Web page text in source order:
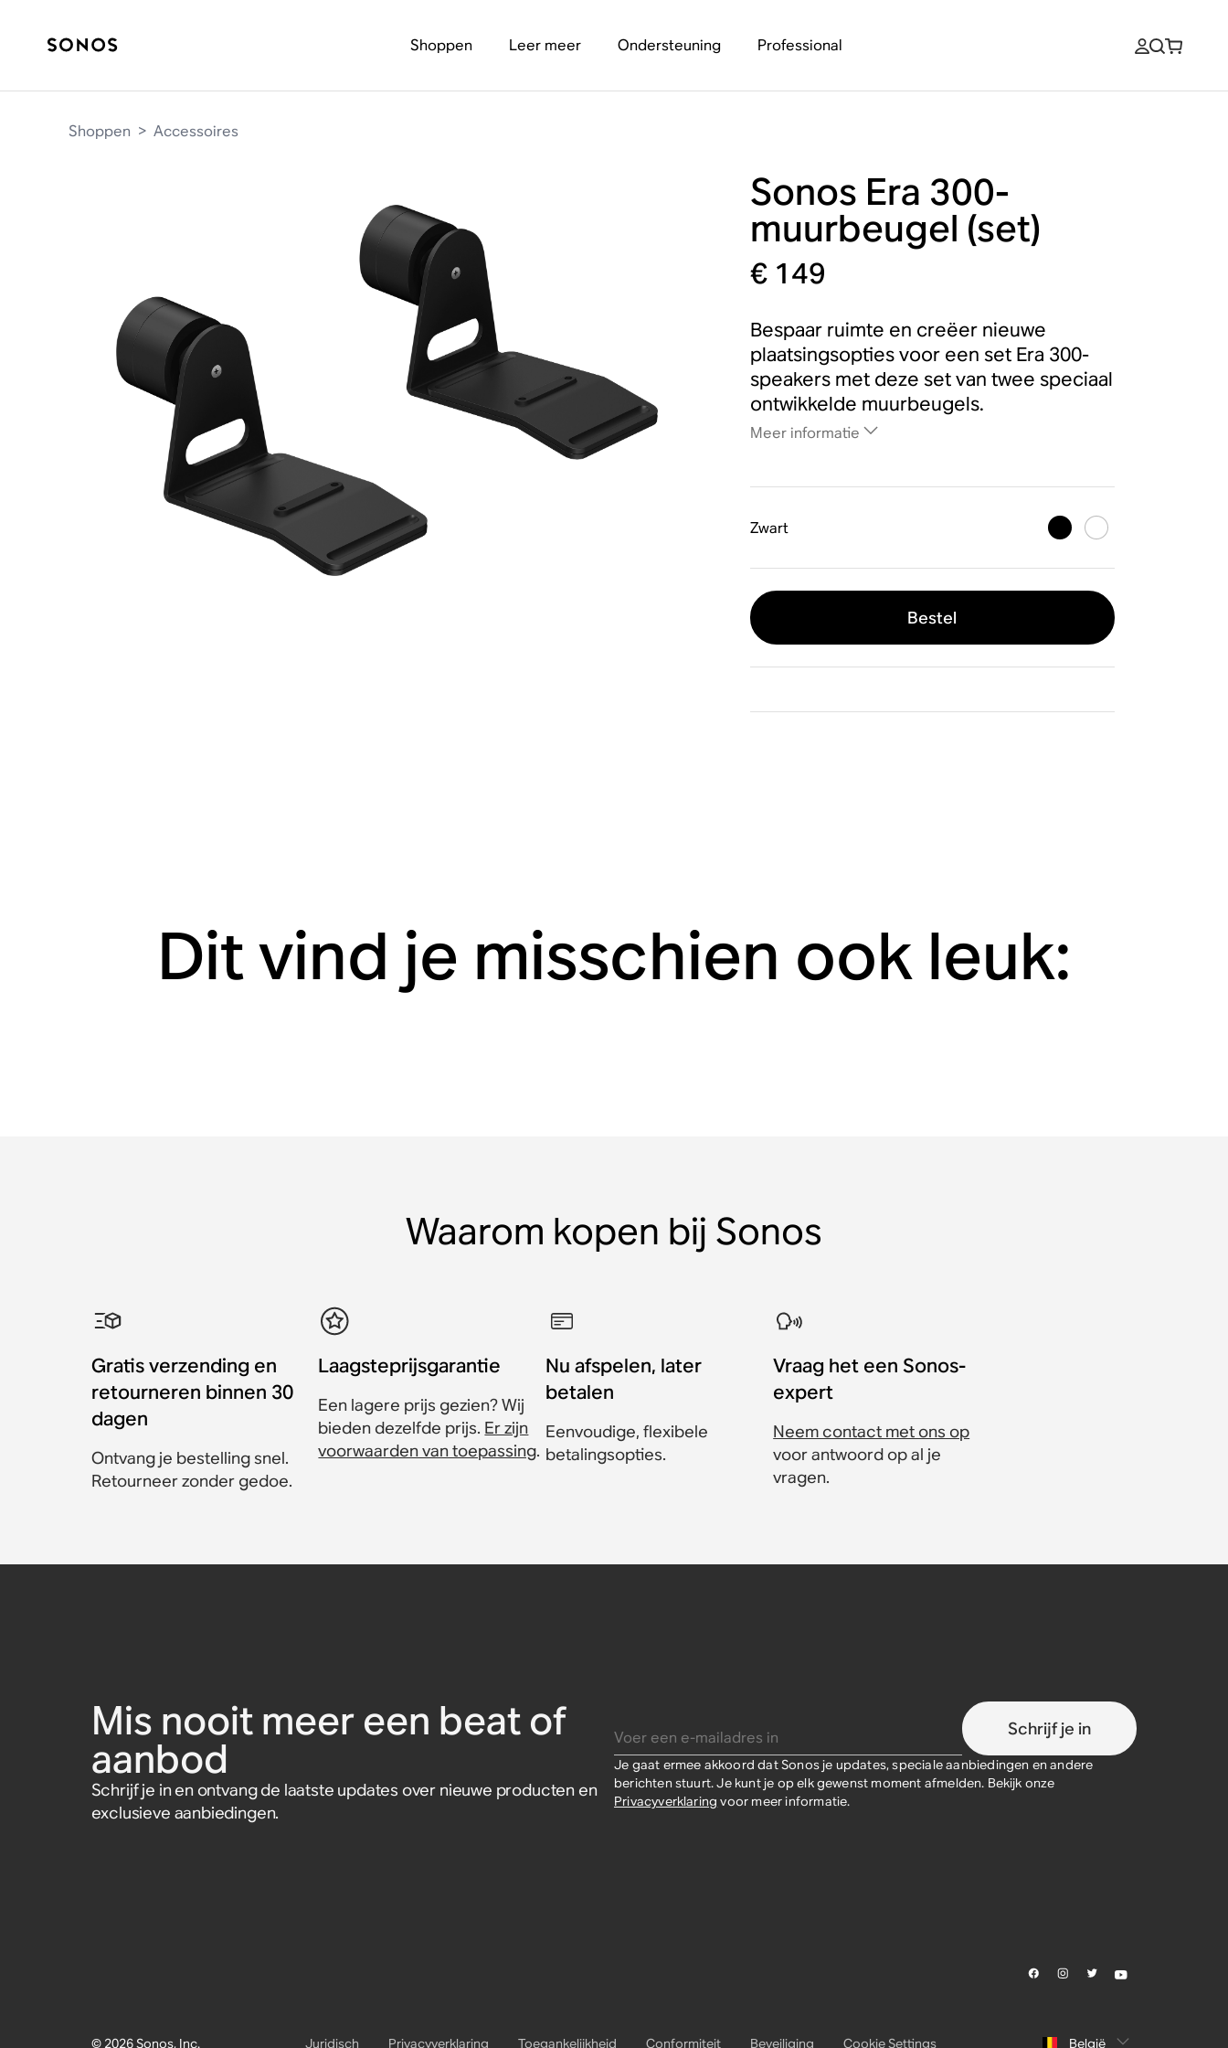
Shoppen Leer meer Ondersteuning Professional
Shoppen > Accessoires
Sonos Era 300-
muurbeugel (set)
€ 149
Bespaar ruimte en creëer nieuwe
plaatsingsopties voor een set Era 300-
speakers met deze set van twee speciaal
ontwikkelde muurbeugels.
Meer informatie
Zwart
Bestel
Dit vind je misschien ook leuk:
Sonos Era 100-muurbeugel (set)
Sonos Era 300-standaard (set)
Sonos Era 100-standaard (set)
Sonos One muurbeugel (set)
Kantel- en draaibare Sanus-
Sanus muurbeugel voor Sonos
Waarom kopen bij Sonos
Gratis verzending en
retourneren binnen 30
dagen
Ontvang je bestelling snel.
Retourneer zonder gedoe.
Laagsteprijsgarantie
Een lagere prijs gezien? Wij
bieden dezelfde prijs. Er zijn
voorwaarden van toepassing.
Nu afspelen, later
betalen
Eenvoudige, flexibele
betalingsopties.
Vraag het een Sonos-
expert
Neem contact met ons op
voor antwoord op al je
vragen.
Mis nooit meer een beat of
aanbod
Schrijf je in en ontvang de laatste updates over nieuwe producten en
exclusieve aanbiedingen.
Schrijf je in
Je gaat ermee akkoord dat Sonos je updates, speciale aanbiedingen en andere
berichten stuurt. Je kunt je op elk gewenst moment afmelden. Bekijk onze
Privacyverklaring voor meer informatie.
© 2026 Sonos, Inc. Juridisch Privacyverklaring Toegankelijkheid Conformiteit Beveiliging Cookie Settings België